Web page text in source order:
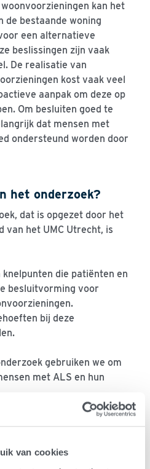
van cookies
kan het
de bestaande woning
een alternatieve
beslissingen zijn vaak
De realisatie van
kost vaak veel
aanpak om deze op
Om besluiten goed te
dat mensen met
ondersteund worden door
het onderzoek?
dat is opgezet door het
van het UMC Utrecht, is
die patiënten en
besluitvorming voor
bij deze
gebruiken we om
met ALS en hun
als u aan de